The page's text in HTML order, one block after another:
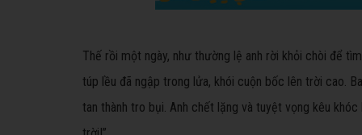
Thế rồi một ngày, như thường lệ anh rời khỏi chòi để
túp lều đã ngập trong lửa, khói cuộn bốc lên trời cao.
tan thành tro bụi. Anh chết lặng và tuyệt vọng kêu